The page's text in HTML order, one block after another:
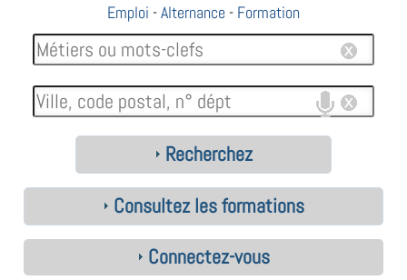
Emploi -Alternance - Formation
Recherchez
Consultez les formations
Connectez-vous